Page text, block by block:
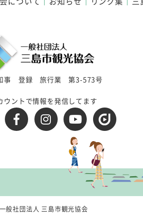
事 登録 旅行業 第3-573号
ウントで情報を発信してます
般社団法人 三島市観光協会